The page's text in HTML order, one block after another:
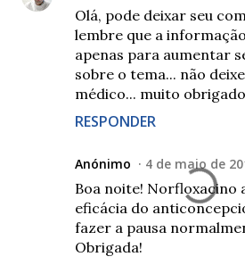
Olá, pode deixar seu
lembre que a
apenas para aumentar
sobre o tema... não
médico... muito
RESPONDER
Anónimo 4 de maio de
Boa noite! Norfloxacino
eficácia do
fazer a pausa
Obrigada!